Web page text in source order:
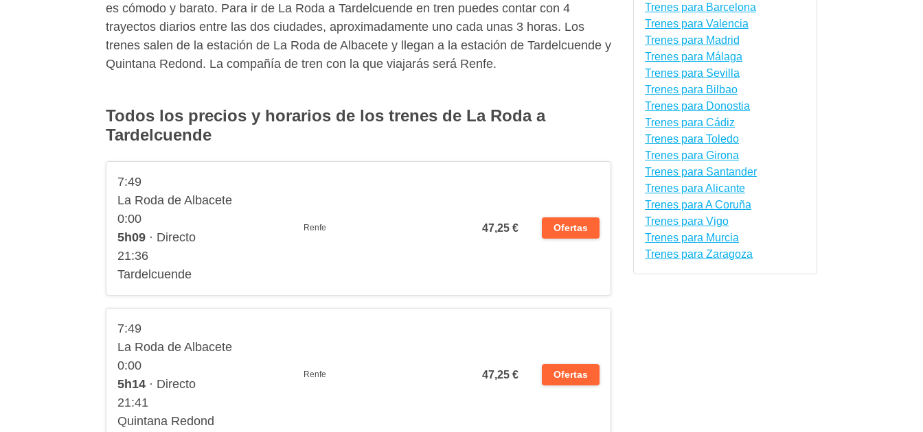
es cómodo y barato. Para ir de La Roda a Tardelcuende en tren puedes contar con 4
trayectos diarios entre las dos ciudades, aproximadamente uno cada unas 3 horas. Los
trenes salen de la estación de La Roda de Albacete y llegan a la estación de Tardelcuende y
Quintana Redond. La compañía de tren con la que viajarás será Renfe.
Todos los precios y horarios de los trenes de La Roda a
Tardelcuende
7:49
La Roda de Albacete
0:00
5h09 · Directo
21:36
Tardelcuende
Renfe 47,25 € Ofertas
7:49
La Roda de Albacete
0:00
5h14 · Directo
21:41
Quintana Redond
Renfe 47,25 € Ofertas
Trenes para Barcelona
Trenes para Valencia
Trenes para Madrid
Trenes para Málaga
Trenes para Sevilla
Trenes para Bilbao
Trenes para Donostia
Trenes para Cádiz
Trenes para Toledo
Trenes para Girona
Trenes para Santander
Trenes para Alicante
Trenes para A Coruña
Trenes para Vigo
Trenes para Murcia
Trenes para Zaragoza